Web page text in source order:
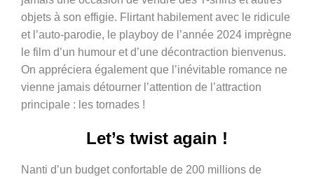
objets à son effigie. Flirtant habilement avec le ridicule
et l’auto-parodie, le playboy de l’année 2024 imprègne
le film d’un humour et d’une décontraction bienvenus.
On appréciera également que l’inévitable romance ne
vienne jamais détourner l’attention de l’attraction
principale : les tornades !
Let’s twist again !
Nanti d’un budget confortable de 200 millions de